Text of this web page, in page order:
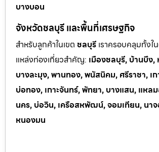
บางบอน
จังหวัดชลบุรี และพื้นที่เศรษฐกิจ
สำหรับลูกค้าในเขต ชลบุรี เราครอบคลุมทั้งใ
แหล่งท่องเที่ยวสำคัญ: เมืองชลบุรี, บ้านบึง
บางละมุง, พานทอง, พนัสนิคม, ศรีราชา, เ
บ่อทอง, เกาะจันทร์, พัทยา, บางแสน, แหล
นคร, บ่อวิน, เครือสหพัฒน์, จอมเทียน, นาจ
หนองมน